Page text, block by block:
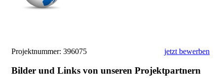
Projektnummer: 396075 jetzt bewerben
Bilder und Links von unseren Projektpartnern